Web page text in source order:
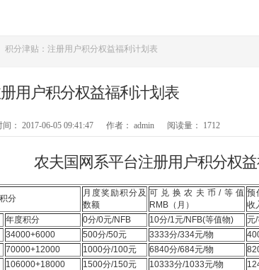
积分津贴：注册用户积分权益福利计划表
用户积分权益福利计划表
间： 2017-06-05 09:41:47 作者： admin 阅读量： 1712
农夫国网系平台注册用户积分权益
分
月度奖励积分及
数额
可兑换农夫币/等值
RMB（月）
预
收
年度积分 0分/0元/NFB 10分/1元/NFB(等值物) 元
34000+6000 500分/50元 3333分/334元/物
70000+12000 1000分/100元 6840分/684元/物
106000+18000 1500分/150元 10333分/1033元/物